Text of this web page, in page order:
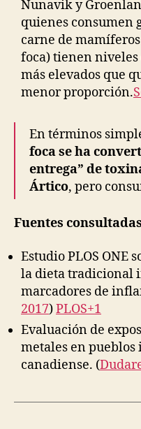
Nunavik y
quienes consumen
carne de
foca) tienen niveles
más elevados que
menor proporción.
En términos
foca se ha
entrega” de
Ártico, pero
Fuentes
Estudio PLOS ONE
la dieta tradicional
marcadores de
2017)PLOS+1
Evaluación de
metales en
canadiense. (